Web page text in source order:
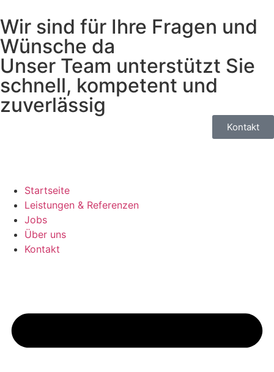
Wir sind für Ihre Fragen und
Wünsche da
Unser Team unterstützt Sie
schnell, kompetent und
zuverlässig
Kontakt
Startseite
Leistungen & Referenzen
Jobs
Über uns
Kontakt